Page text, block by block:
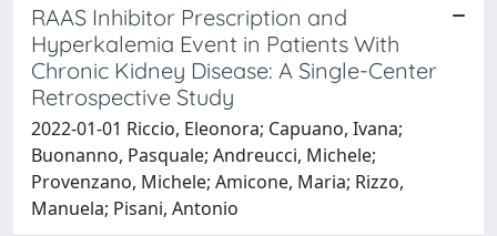
RAAS Inhibitor Prescription and
Hyperkalemia Event in Patients With
Chronic Kidney Disease: A Single-Center
Retrospective Study
2022-01-01 Riccio, Eleonora; Capuano, Ivana;
Buonanno, Pasquale; Andreucci, Michele;
Provenzano, Michele; Amicone, Maria; Rizzo,
Manuela; Pisani, Antonio